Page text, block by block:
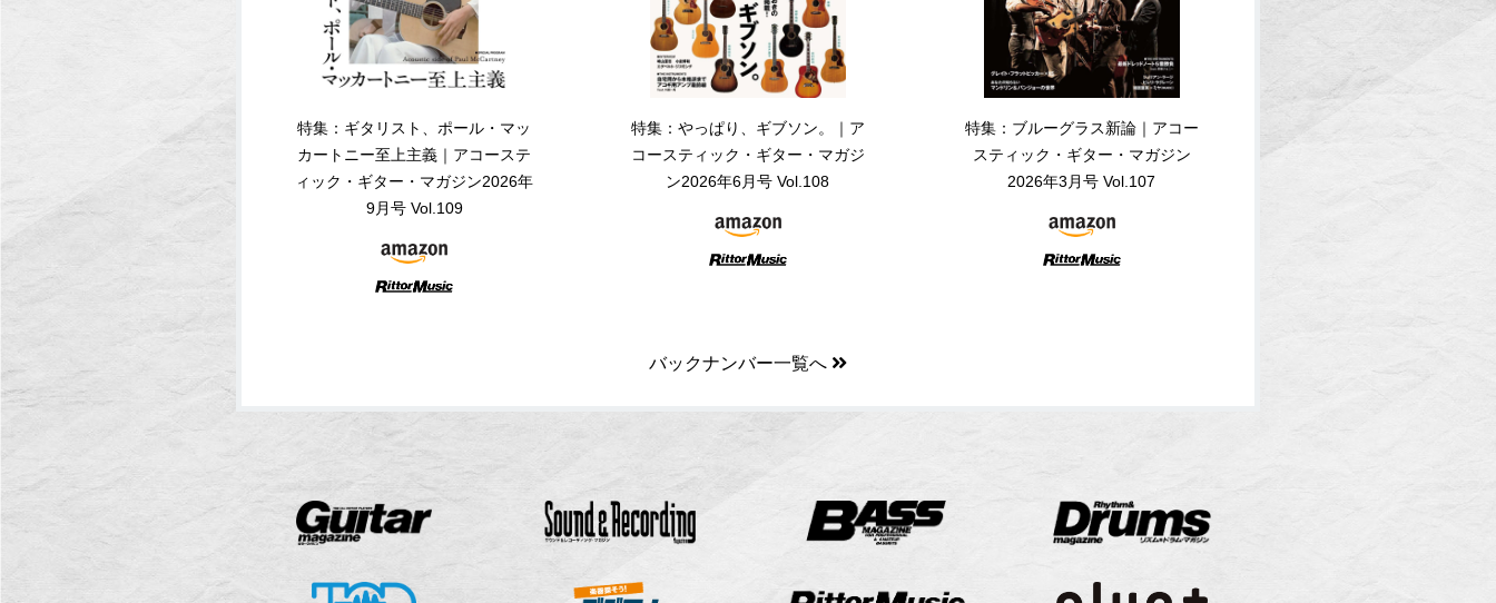
特集：ギタリスト、ポール・マッ
カートニー至上主義｜アコーステ
ィック・ギター・マガジン2026年
9月号 Vol.109
特集：やっぱり、ギブソン。｜ア
コースティック・ギター・マガジ
ン2026年6月号 Vol.108
特集：ブルーグラス新論｜アコー
スティック・ギター・マガジン
2026年3月号 Vol.107
バックナンバー一覧へ